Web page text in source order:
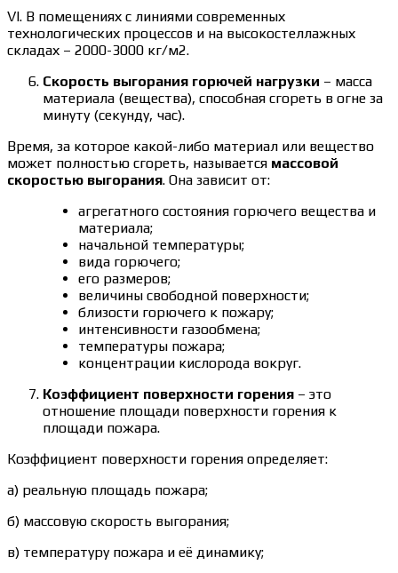
VI. В помещениях с линиями современных
технологических процессов и на высокостеллажных
складах – 2000-3000 кг/м2.
Скорость выгорания горючей нагрузки – масса
материала (вещества), способная сгореть в огне за
минуту (секунду, час).
Время, за которое какой-либо материал или вещество
может полностью сгореть, называется массовой
скоростью выгорания. Она зависит от:
агрегатного состояния горючего вещества и
материала;
начальной температуры;
вида горючего;
его размеров;
величины свободной поверхности;
близости горючего к пожару;
интенсивности газообмена;
температуры пожара;
концентрации кислорода вокруг.
Коэффициент поверхности горения – это
отношение площади поверхности горения к
площади пожара.
Коэффициент поверхности горения определяет:
а) реальную площадь пожара;
б) массовую скорость выгорания;
в) температуру пожара и её динамику;